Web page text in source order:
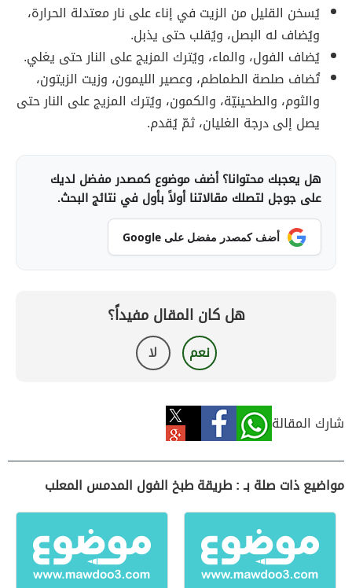
يُسخن القليل من الزيت في إناء على نار معتدلة الحرارة،
ويُضاف له البصل، ويُقلب حتى يذبل.
يُضاف الفول، والماء، ويُترك المزيج على النار حتى يغلي.
تُضاف صلصة الطماطم، وعصير الليمون، وزيت الزيتون،
والثوم، والطحينيّة، والكمون، ويُترك المزيج على النار حتى
يصل إلى درجة الغليان، ثمّ يُقدم.
هل يعجبك محتوانا؟ أضف موضوع كمصدر مفضل لديك
على جوجل لتصلك مقالاتنا أولاً بأول في نتائج البحث.
أضف كمصدر مفضل على Google
هل كان المقال مفيداً؟
نعم لا
شارك المقالة
مواضيع ذات صلة بـ : طريقة طبخ الفول المدمس المعلب